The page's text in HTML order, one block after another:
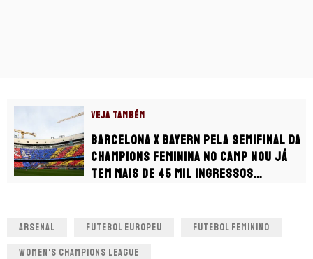
VEJA TAMBÉM
Barcelona x Bayern pela semifinal da
Champions Feminina no Camp Nou já
tem mais de 45 mil ingressos
ARSENAL FUTEBOL EUROPEU FUTEBOL FEMININO
WOMEN'S CHAMPIONS LEAGUE